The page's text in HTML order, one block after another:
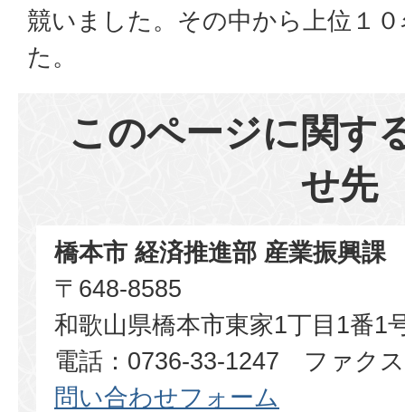
競いました。その中から上位１
た。
このページに関す
せ先
橋本市 経済推進部 産業振興課
〒648-8585
和歌山県橋本市東家1丁目1番1
電話：0736-33-1247 ファク
問い合わせフォーム